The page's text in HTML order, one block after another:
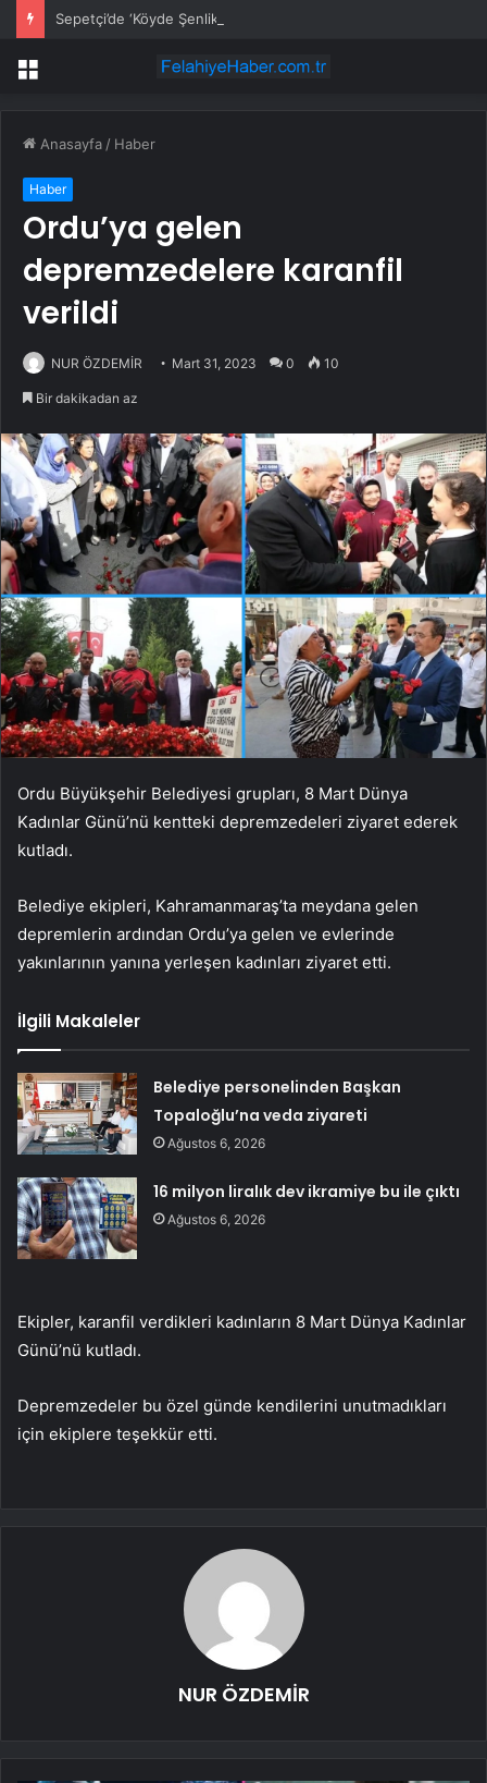
Sepetçi’de ‘Köyde Şenlik Var’ ile çocuklar eğlendi
Menü
Anasayfa / Haber
Haber
Ordu’ya gelen
depremzedelere karanfil
verildi
NUR ÖZDEMİR Mart 31, 2023 0 10
Bir dakikadan az
Ordu Büyükşehir Belediyesi grupları, 8 Mart Dünya
Kadınlar Günü’nü kentteki depremzedeleri ziyaret ederek
kutladı.
Belediye ekipleri, Kahramanmaraş’ta meydana gelen
depremlerin ardından Ordu’ya gelen ve evlerinde
yakınlarının yanına yerleşen kadınları ziyaret etti.
İlgili Makaleler
Belediye personelinden Başkan
Topaloğlu’na veda ziyareti
Ağustos 6, 2026
16 milyon liralık dev ikramiye bu ile çıktı
Ağustos 6, 2026
Ekipler, karanfil verdikleri kadınların 8 Mart Dünya Kadınlar
Günü’nü kutladı.
Depremzedeler bu özel günde kendilerini unutmadıkları
için ekiplere teşekkür etti.
NUR ÖZDEMİR